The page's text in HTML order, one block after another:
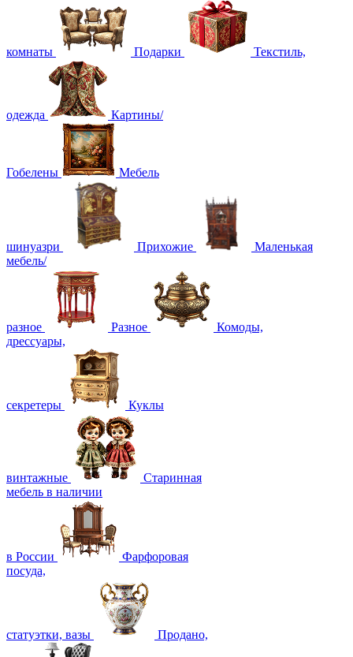
комнаты Подарки Текстиль,
одежда Картины/
Гобелены Мебель
шинуазри Прихожие
Маленькая
мебель/
разное Разное
Комоды,
дрессуары,
секретеры Куклы
винтажные
Старинная
мебель в наличии
в России
Фарфоровая
посуда,
статуэтки, вазы Продано,